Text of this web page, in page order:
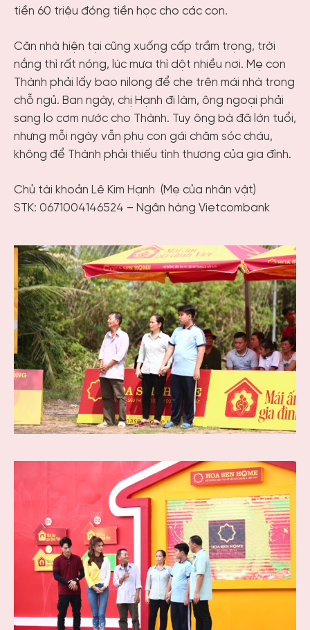
tiền 60 triệu đóng tiền học cho các con.
Căn nhà hiện tại cũng xuống cấp trầm trọng, trời
nắng thì rất nóng, lúc mưa thì dột nhiều nơi. Mẹ con
Thành phải lấy bao nilong để che trên mái nhà trong
chỗ ngủ. Ban ngày, chị Hạnh đi làm, ông ngoại phải
sang lo cơm nước cho Thành. Tuy ông bà đã lớn tuổi,
nhưng mỗi ngày vẫn phụ con gái chăm sóc cháu,
không để Thành phải thiếu tình thương của gia đình.
Chủ tài khoản Lê Kim Hạnh (Mẹ của nhân vật)
STK: 0671004146524 – Ngân hàng Vietcombank